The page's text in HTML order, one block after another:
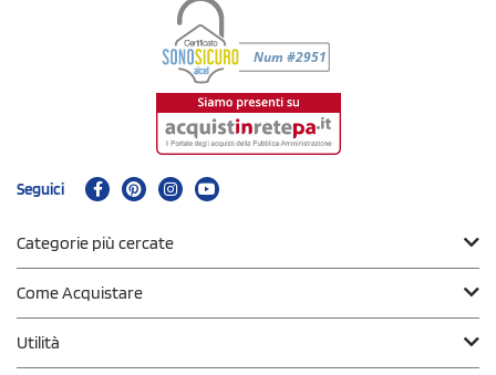
Seguici
Categorie più cercate
Come Acquistare
Utilità